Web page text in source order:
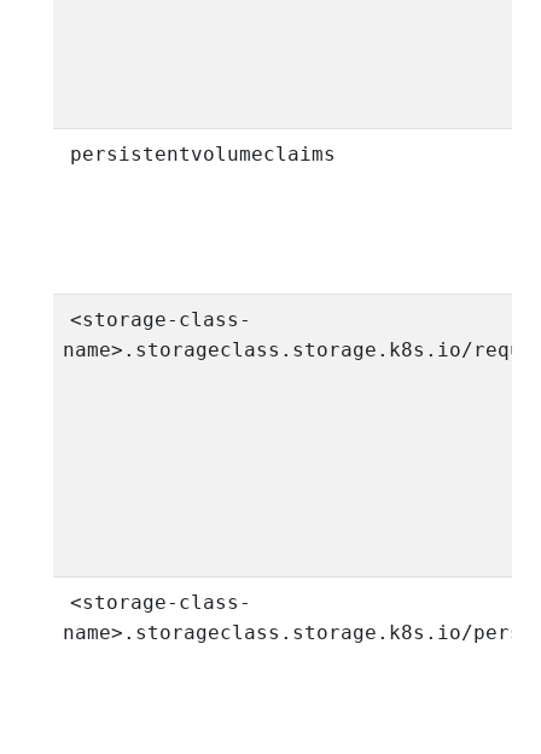
persistentvolumeclaims
<storage-class-
name>.storageclass.storage.k8s.io/
<storage-class-
name>.storageclass.storage.k8s.io/